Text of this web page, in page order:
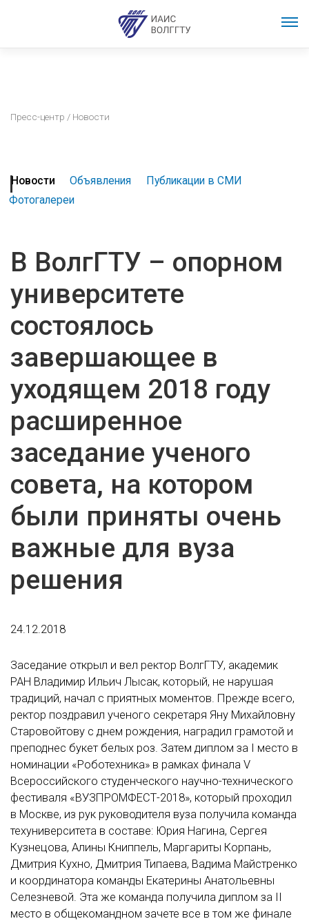
Пресс-центр / Новости
Новости Объявления
Публикации в СМИ
Фотогалереи
В ВолгГТУ – опорном
университете
состоялось
завершающее в
уходящем 2018 году
расширенное
заседание ученого
совета, на котором
были приняты очень
важные для вуза
решения
24.12.2018
Заседание открыл и вел ректор ВолгГТУ, академик
РАН Владимир Ильич Лысак, который, не нарушая
традиций, начал с приятных моментов. Прежде всего,
ректор поздравил ученого секретаря Яну Михайловну
Старовойтову с днем рождения, наградил грамотой и
преподнес букет белых роз. Затем диплом за I место в
номинации «Роботехника» в рамках финала V
Всероссийского студенческого научно-технического
фестиваля «ВУЗПРОМФЕСТ-2018», который проходил
в Москве, из рук руководителя вуза получила команда
техуниверситета в составе: Юрия Нагина, Сергея
Кузнецова, Алины Книппель, Маргариты Корпань,
Дмитрия Кухно, Дмитрия Типаева, Вадима Майстренко
и координатора команды Екатерины Анатольевны
Селезневой. Эта же команда получила диплом за II
место в общекомандном зачете все в том же финале